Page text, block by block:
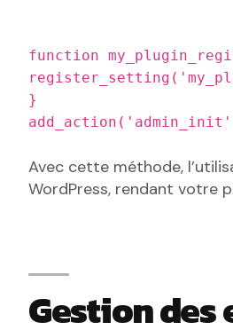
function
}
Avec cette méthode,
WordPress, rendant votre
Gestion